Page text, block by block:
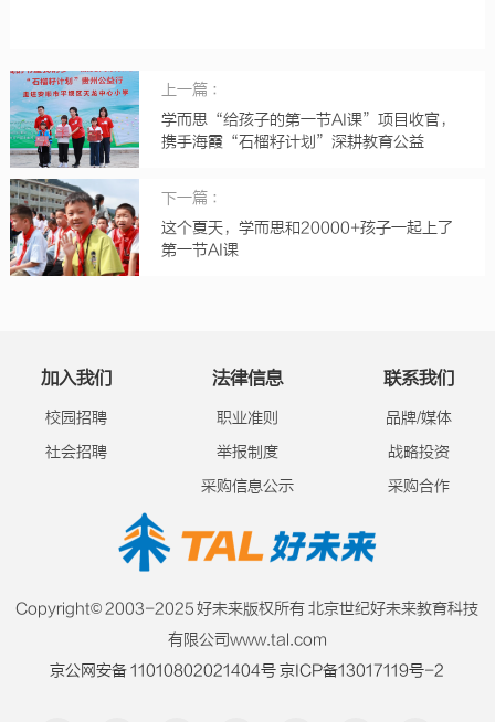
上一篇 ：
学而思“给孩子的第一节AI课”项目收官，
携手海霞“石榴籽计划”深耕教育公益
下一篇 ：
这个夏天，学而思和20000+孩子一起上了
第一节AI课
Copyright© 2003-2025 好未来版权所有 北京世纪好未来教育科技
有限公司www.tal.com
京公网安备 11010802021404号 京ICP备13017119号-2
加入我们
校园招聘
社会招聘
法律信息
职业准则
举报制度
采购信息公示
联系我们
品牌/媒体
战略投资
采购合作